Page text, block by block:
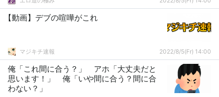
【動画】デブの喧嘩がこれ
マジキチ速報 2022/8/5(Fr) 14:00
俺「これ間に合う？」 アホ「大丈夫だと
思います！」 俺「いや間に合う？間に合
わない？」